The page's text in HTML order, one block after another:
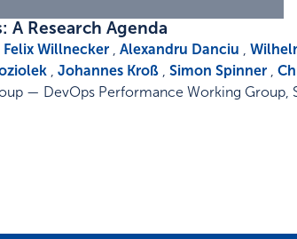
Research Agenda
Felix Willnecker Alexandru Danciu
Johannes Kroß Simon Spinner
— DevOps Performance Working